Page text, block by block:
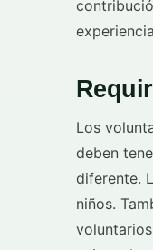
Los
deben
diferente.
niños.